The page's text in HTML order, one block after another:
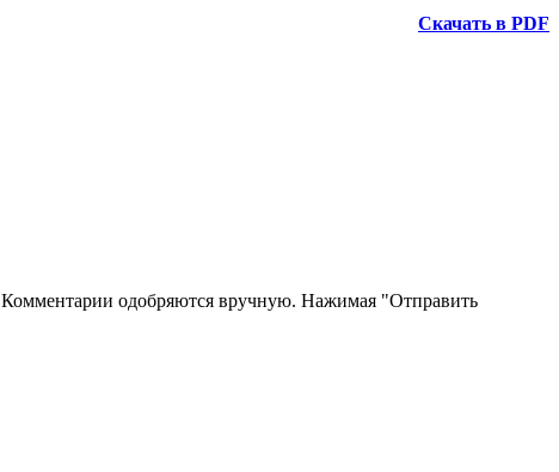
Скачать в PDF
Комментарии одобряются вручную. Нажимая "Отправить